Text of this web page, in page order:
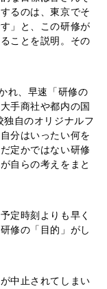
るのは、東京でそ
」と、この研修が
ことを説明。その
れ、早速「研修の
手商社や都内の国
独自のオリジナルフ
分はいったい何を
定かではない研修
自らの考えをまと
定時刻よりも早く
修の「目的」がし
中止されてしまい